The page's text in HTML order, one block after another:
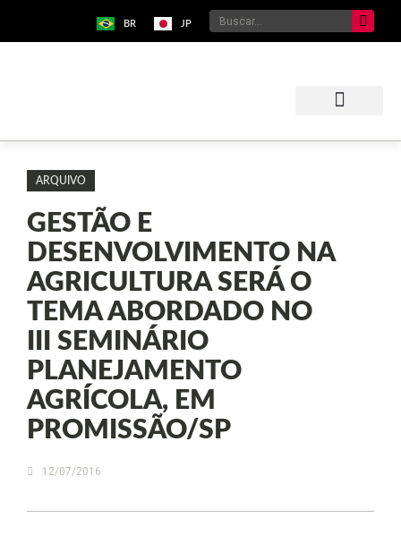
BR JP
ARQUIVO
GESTÃO E
DESENVOLVIMENTO NA
AGRICULTURA SERÁ O
TEMA ABORDADO NO
III SEMINÁRIO
PLANEJAMENTO
AGRÍCOLA, EM
PROMISSÃO/SP
12/07/2016